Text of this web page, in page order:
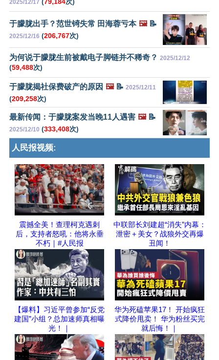
2025/12/17
于朦胧出手？范世锜失常 田海蓉亏本 🖼️📝
2025/12/16 (206,767次)
为何说于朦胧生前被戴电子脚链并不稀奇？ 2025/12/12
(59,488次)
于朦胧揭社保费破产的原因 🖼️📝 2025/12/11
(209,258次)
最新传闻：于朦胧案发当晚11人遇害 🖼️📝
2025/12/10 (333,408次)
人民报视频:
震撼全美！查理柯克遇刺
后，支持者怒吼：他将永垂
不朽｜#人民报
中联部长刘建超“消失”内幕：
泄密＋美女？战狼外交再爆
丑闻！
【爆料】习近平曾参加“反党
建国”小组？总加速师真相曝
光！｜
华为死磕苹果17！ 开始疯狂
式降价甩卖！ 华为粉丝买完
就后悔！｜